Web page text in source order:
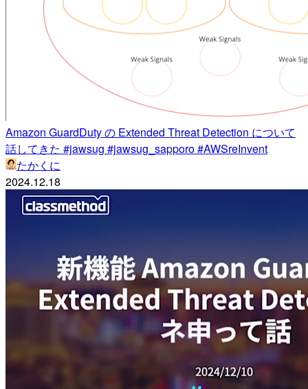
Amazon GuardDuty の Extended Threat Detection について
話してきた #jawsug #jawsug_sapporo #AWSreInvent
たかくに
2024.12.18